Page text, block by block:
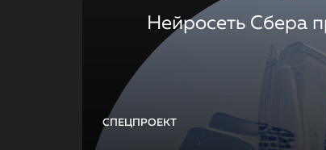
СПЕЦПРОЕКТ
Нейросеть Сбера